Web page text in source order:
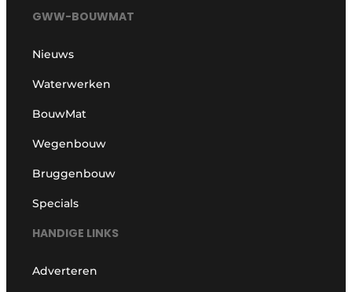
GWW-BOUWMAT
Nieuws
Waterwerken
BouwMat
Wegenbouw
Bruggenbouw
Specials
HANDIGE LINKS
Adverteren